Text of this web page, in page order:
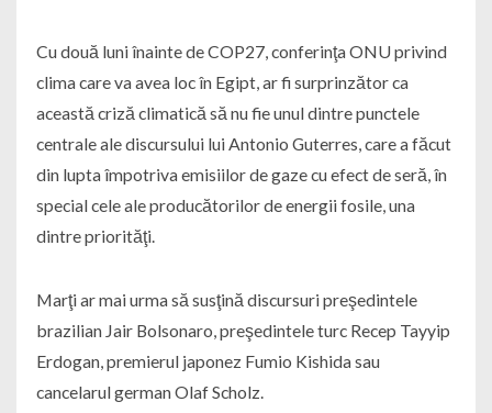
Cu două luni înainte de COP27, conferinţa ONU privind
clima care va avea loc în Egipt, ar fi surprinzător ca
această criză climatică să nu fie unul dintre punctele
centrale ale discursului lui Antonio Guterres, care a făcut
din lupta împotriva emisiilor de gaze cu efect de seră, în
special cele ale producătorilor de energii fosile, una
dintre priorităţi.
Marţi ar mai urma să susţină discursuri preşedintele
brazilian Jair Bolsonaro, preşedintele turc Recep Tayyip
Erdogan, premierul japonez Fumio Kishida sau
cancelarul german Olaf Scholz.